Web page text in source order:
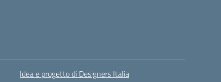
Idea e progetto di Designers Italia